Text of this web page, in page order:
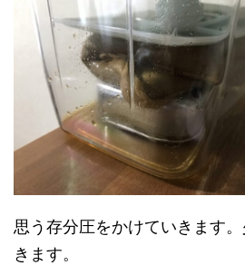
思う存分圧をかけていきます
きます。